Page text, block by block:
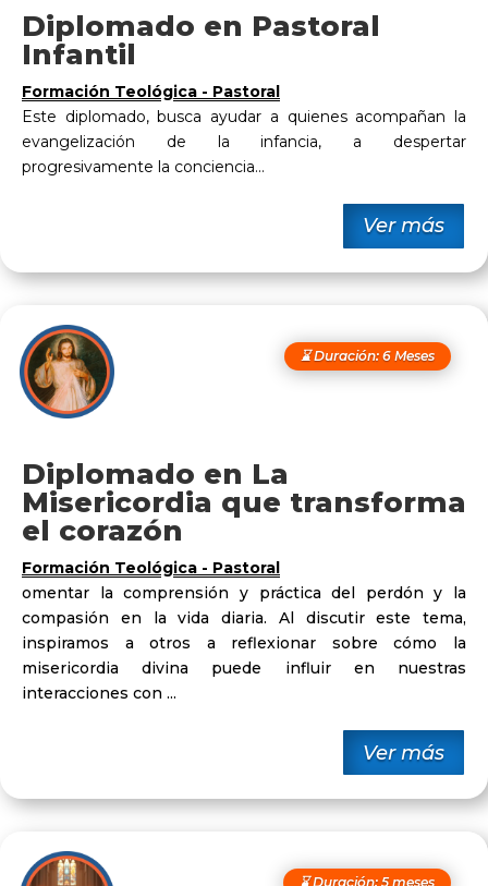
Diplomado en Pastoral
Infantil
Formación Teológica - Pastoral
Este diplomado, busca ayudar a quienes acompañan la
evangelización de la infancia, a despertar
progresivamente la conciencia...
Ver más
⌛ Duración: 6 Meses
Diplomado en La
Misericordia que transforma
el corazón
Formación Teológica - Pastoral
omentar la comprensión y práctica del perdón y la
compasión en la vida diaria. Al discutir este tema,
inspiramos a otros a reflexionar sobre cómo la
misericordia divina puede influir en nuestras
interacciones con ...
Ver más
⌛ Duración: 5 meses